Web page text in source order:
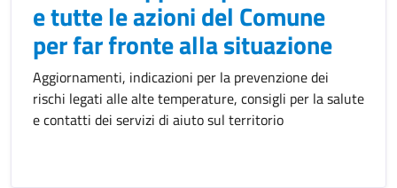
e tutte le azioni del Comune
per far fronte alla situazione
Aggiornamenti, indicazioni per la prevenzione dei
rischi legati alle alte temperature, consigli per la salute
e contatti dei servizi di aiuto sul territorio